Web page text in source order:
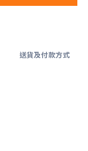
送貨及付款方式